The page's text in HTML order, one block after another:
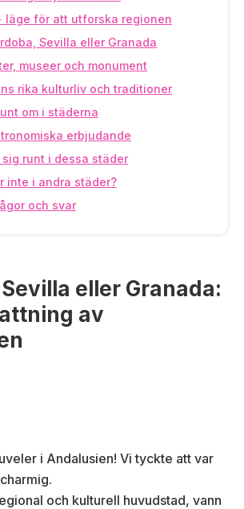
läge för att utforska regionen
Sevilla eller Granada
museer och monument
rika kulturliv och traditioner
om i städerna
erbjudande
runt i dessa städer
inte i andra städer?
och svar
eller Granada:
av
i Andalusien! Vi tyckte att var
och kulturell huvudstad, vann